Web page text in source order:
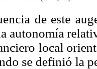
de este
autonomía
local
se definió la